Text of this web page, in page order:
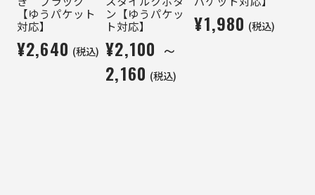
【ゆうパケット
対応】
¥2,640 (税込)
ン【ゆうパケッ
ト対応】
¥2,100 ～
2,160 (税込)
¥1,980 (税込)